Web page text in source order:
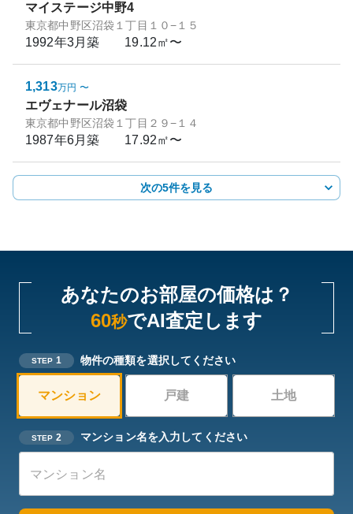
マイステージ中野4
東京都中野区沼袋１丁目１０−１５
1992年3月築 19.12㎡〜
1,313万円 〜
エヴェナール沼袋
東京都中野区沼袋１丁目２９−１４
1987年6月築 17.92㎡〜
次の5件を見る
あなたのお部屋の価格は？
60秒でAI査定します
STEP 1 物件の種類を選択してください
マンション 戸建 土地
STEP 2 マンション名を入力してください